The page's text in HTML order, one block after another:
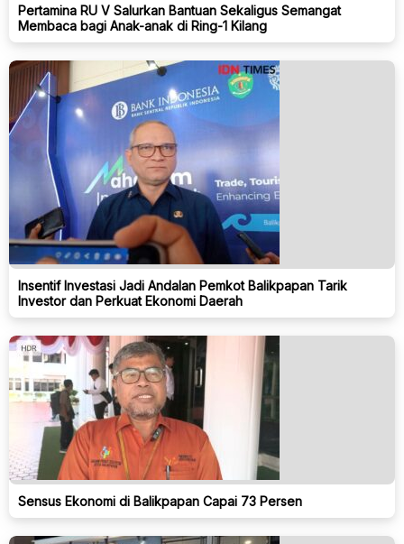
Pertamina RU V Salurkan Bantuan Sekaligus Semangat
Membaca bagi Anak-anak di Ring-1 Kilang
Insentif Investasi Jadi Andalan Pemkot Balikpapan Tarik
Investor dan Perkuat Ekonomi Daerah
Sensus Ekonomi di Balikpapan Capai 73 Persen